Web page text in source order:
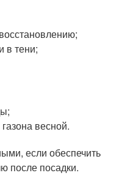
в тени;
весной.
если обеспечить
после посадки.